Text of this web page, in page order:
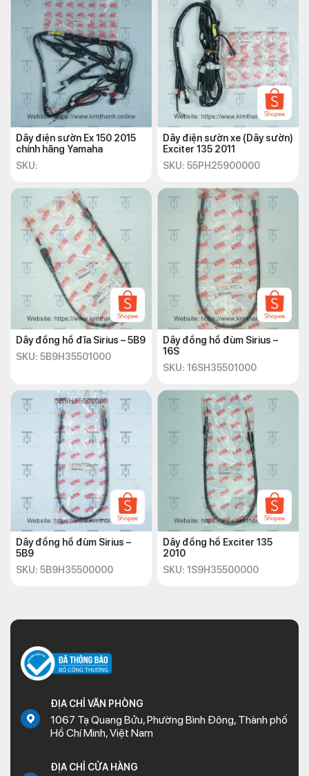
Dây điện sườn Ex 150 2015
chính hãng Yamaha
SKU:
Dây điện sườn xe (Dây sườn)
Exciter 135 2011
SKU: 55PH25900000
Dây đồng hồ đĩa Sirius – 5B9
SKU: 5B9H35501000
Dây đồng hồ đùm Sirius –
16S
SKU: 16SH35501000
Dây đồng hồ đùm Sirius –
5B9
SKU: 5B9H35500000
Dây đồng hồ Exciter 135
2010
SKU: 1S9H35500000
ĐỊA CHỈ VĂN PHÒNG
1067 Tạ Quang Bửu, Phường Bình Đông, Thành phố
Hồ Chí Minh, Việt Nam
ĐỊA CHỈ CỬA HÀNG